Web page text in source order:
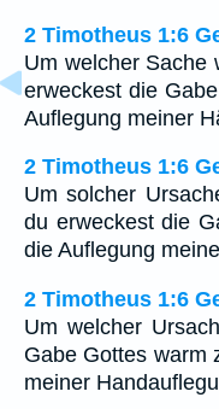
2 Timotheus 1:6
Um welcher Sache
erweckest die
Auflegung meiner
2 Timotheus 1:6
Um solcher
du erweckest die
die Auflegung
2 Timotheus 1:6
Um welcher
Gabe Gottes warm
meiner